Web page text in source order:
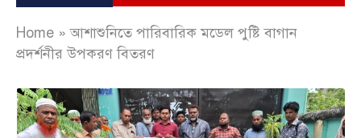
Home »আশাশুনিতে পারিবারিক মডেল পুষ্টি বাগান
প্রদর্শনীর উপকরণ বিতরণ